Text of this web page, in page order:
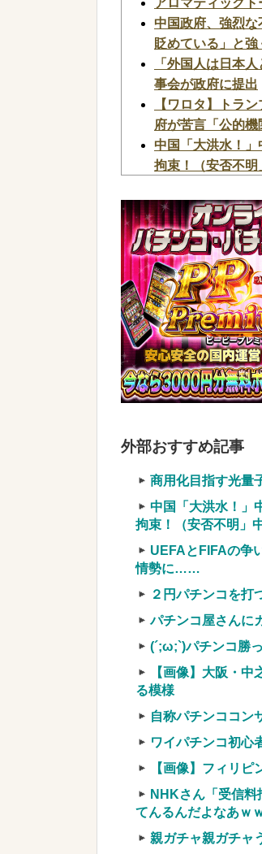
アロマティックト
中国政府、強烈
貶めている」と強
「外国人は日本
事会が政府に提出
【ワロタ】トラ
府が苦言「公的機
中国「大洪水！
拘束！（安否不明
4号機ジジイ「ど
やってるよな
連れ打ちしてる
彙力無さすぎだろ
2026年7月に最も
【画像】アイド
【衝撃】
まう←正直、こう
【超絶悲報】婚
【速報】へずま
【競馬・難解】6/
名機が生まれなか
Powered by livedoor
外部おすすめ記事
商用化目指す光量
中国「大洪水！」
拘束！（安否不明」
UEFAとFIFAの争
情勢に……
２円パチンコを打
パチンコ屋さんに
(´;ω;`)パチンコ勝
【画像】大阪・
る模様
自称パチンココン
ワイパチンコ初心
【画像】フィリ
NHKさん「受信
てんるんだよなあｗ
親ガチャ親ガチャ